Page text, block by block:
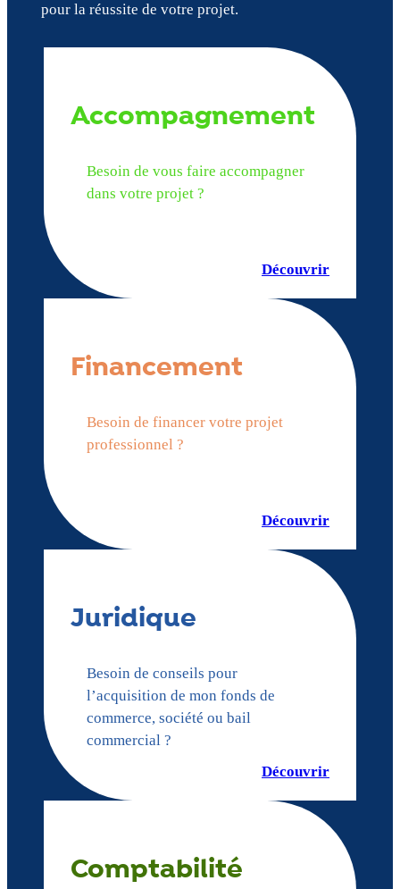
pour la réussite de votre projet.
Accompagnement
Besoin de vous faire accompagner
dans votre projet ?
Découvrir
Financement
Besoin de financer votre projet
professionnel ?
Découvrir
Juridique
Besoin de conseils pour
l’acquisition de mon fonds de
commerce, société ou bail
commercial ?
Découvrir
Comptabilité